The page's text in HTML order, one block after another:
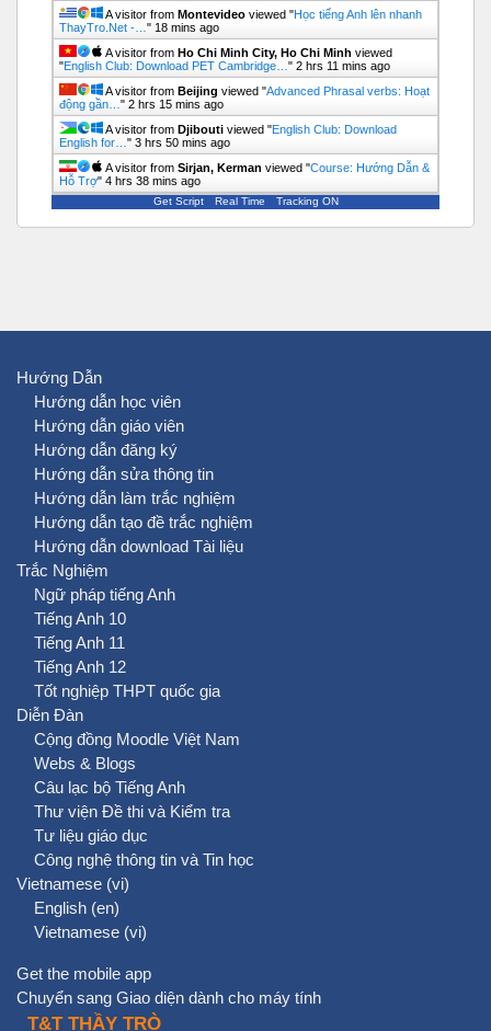
A visitor from Montevideo viewed "Học tiếng Anh lên nhanh
ThayTro.Net -… " 18 mins ago
A visitor from Ho Chi Minh City, Ho Chi Minh viewed
"English Club: Download PET Cambridge… " 2 hrs 11 mins ago
A visitor from Beijing viewed "Advanced Phrasal verbs: Hoạt
động gần… " 2 hrs 15 mins ago
A visitor from Djibouti viewed "English Club: Download
English for… " 3 hrs 50 mins ago
A visitor from Sirjan, Kerman viewed "Course: Hướng Dẫn &
Hỗ Trợ" 4 hrs 38 mins ago
Get Script Real Time Tracking ON
Hướng Dẫn
Hướng dẫn học viên
Hướng dẫn giáo viên
Hướng dẫn đăng ký
Hướng dẫn sửa thông tin
Hướng dẫn làm trắc nghiệm
Hướng dẫn tạo đề trắc nghiệm
Hướng dẫn download Tài liệu
Trắc Nghiệm
Ngữ pháp tiếng Anh
Tiếng Anh 10
Tiếng Anh 11
Tiếng Anh 12
Tốt nghiệp THPT quốc gia
Diễn Đàn
Cộng đồng Moodle Việt Nam
Webs & Blogs
Câu lạc bộ Tiếng Anh
Thư viện Đề thi và Kiểm tra
Tư liệu giáo dục
Công nghệ thông tin và Tin học
Vietnamese ‎(vi)‎
English ‎(en)‎
Vietnamese ‎(vi)‎
Get the mobile app
Chuyển sang Giao diện dành cho máy tính
T&T THẦY TRÒ